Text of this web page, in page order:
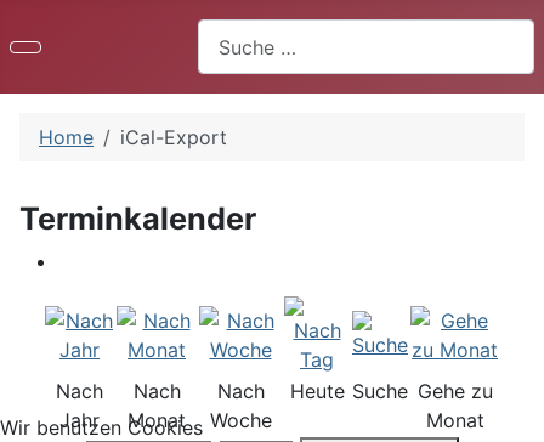
Home iCal-Export
Terminkalender
Nach
Jahr
Nach
Monat
Nach
Woche
Heute Suche Gehe zu
Monat
Wir benutzen Cookies